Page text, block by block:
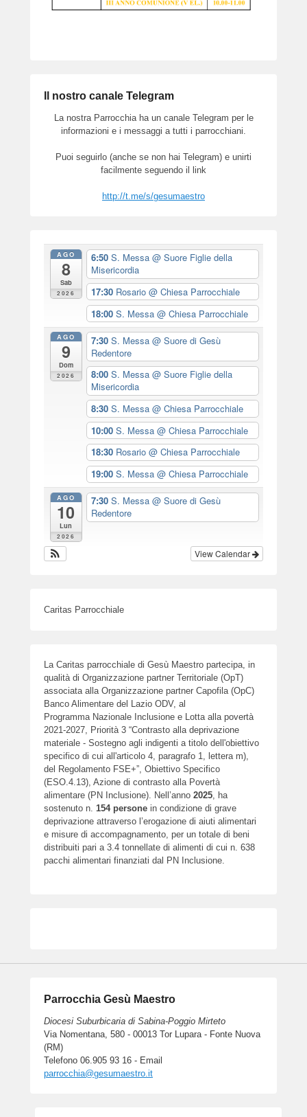
Il nostro canale Telegram
La nostra Parrocchia ha un canale Telegram per le
informazioni e i messaggi a tutti i parrocchiani.
Puoi seguirlo (anche se non hai Telegram) e unirti
facilmente seguendo il link
http://t.me/s/gesumaestro
AGO
8
Sab
2026
6:50 S. Messa @ Suore Figlie della
Misericordia
17:30 Rosario @ Chiesa Parrocchiale
18:00 S. Messa @ Chiesa Parrocchiale
AGO
9
Dom
2026
7:30 S. Messa @ Suore di Gesù
Redentore
8:00 S. Messa @ Suore Figlie della
Misericordia
8:30 S. Messa @ Chiesa Parrocchiale
10:00 S. Messa @ Chiesa Parrocchiale
18:30 Rosario @ Chiesa Parrocchiale
19:00 S. Messa @ Chiesa Parrocchiale
AGO
10
Lun
2026
7:30 S. Messa @ Suore di Gesù
Redentore
View Calendar
Caritas Parrocchiale
La Caritas parrocchiale di Gesù Maestro partecipa, in
qualità di Organizzazione partner Territoriale (OpT)
associata alla Organizzazione partner Capofila (OpC)
Banco Alimentare del Lazio ODV, al
Programma Nazionale Inclusione e Lotta alla povertà
2021-2027, Priorità 3 “Contrasto alla deprivazione
materiale - Sostegno agli indigenti a titolo dell'obiettivo
specifico di cui all'articolo 4, paragrafo 1, lettera m),
del Regolamento FSE+”, Obiettivo Specifico
(ESO.4.13), Azione di contrasto alla Povertà
alimentare (PN Inclusione). Nell’anno 2025, ha
sostenuto n. 154 persone in condizione di grave
deprivazione attraverso l’erogazione di aiuti alimentari
e misure di accompagnamento, per un totale di beni
distribuiti pari a 3.4 tonnellate di alimenti di cui n. 638
pacchi alimentari finanziati dal PN Inclusione.
Parrocchia Gesù Maestro
Diocesi Suburbicaria di Sabina-Poggio Mirteto
Via Nomentana, 580 - 00013 Tor Lupara - Fonte Nuova
(RM)
Telefono 06.905 93 16 - Email
parrocchia@gesumaestro.it